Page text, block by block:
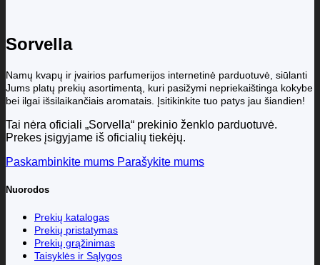
Sorvella
Namų kvapų ir įvairios parfumerijos internetinė parduotuvė, siūlanti
Jums platų prekių asortimentą, kuri pasižymi nepriekaištinga kokybe
bei ilgai išsilaikančiais aromatais. Įsitikinkite tuo patys jau šiandien!
Tai nėra oficiali „Sorvella“ prekinio ženklo parduotuvė.
Prekes įsigyjame iš oficialių tiekėjų.
Paskambinkite mums Parašykite mums
Nuorodos
Prekių katalogas
Prekių pristatymas
Prekių grąžinimas
Taisyklės ir Sąlygos